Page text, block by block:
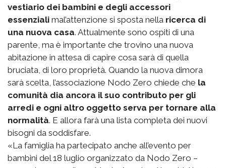
vestiario dei bambini e degli accessori
essenziali mal’attenzione si sposta nella ricerca di
una nuova casa. Attualmente sono ospiti di una
parente, ma è importante che trovino una nuova
abitazione in attesa di capire cosa sarà di quella
bruciata, di loro proprietà. Quando la nuova dimora
sarà scelta, l’associazione Nodo Zero chiede che la
comunità dia ancora il suo contributo per gli
arredi e ogni altro oggetto serva per tornare alla
normalità. E allora farà una lista completa dei nuovi
bisogni da soddisfare.
«La famiglia ha partecipato anche all’evento per
bambini del 18 luglio organizzato da Nodo Zero –